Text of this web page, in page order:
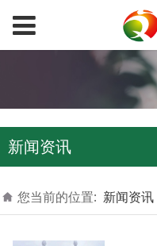
新闻资讯
您当前的位置: 新闻资讯